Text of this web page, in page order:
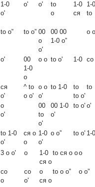
1-0
o'
o' o'
to
о
1-0
ся
1-0
to
to о” to о” 00
о
o'
00 00
1-0 о”
о о
o'
00
1-0
о
о о to o' 1-0 со
ся
o'
^ to
о o'
о о
o'
to 1-0
to
to o'
to
о
o'
00
to
o'
00 1-0
o'
to o' o'
to 1-0
o'
ся о
о
1-0
o'
о о” to o' 1-
3 о o' о
1-0
ся о
to ся о оо
co
о
со
o'
о
ся о
to о о” о о”